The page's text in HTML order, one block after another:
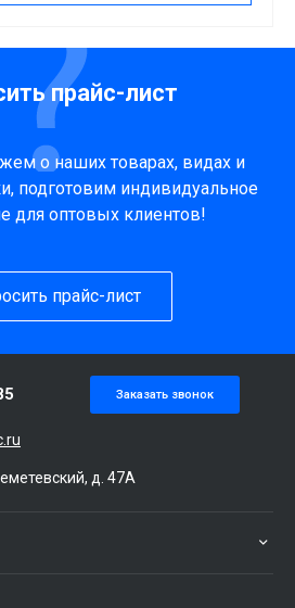
прайс-лист
о наших товарах, видах и
подготовим индивидуальное
для оптовых клиентов!
прайс-лист
Заказать звонок
д. 47А